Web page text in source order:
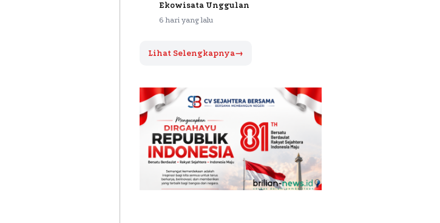
Ekowisata Unggulan
6 hari yang lalu
Lihat Selengkapnya→